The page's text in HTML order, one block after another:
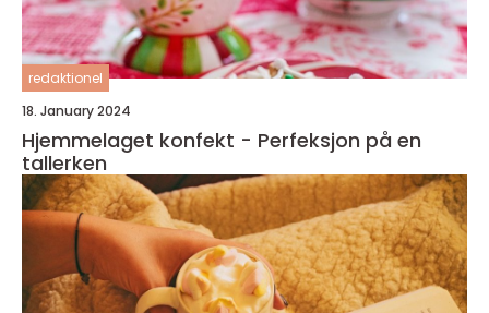
redaktionel
18. January 2024
Hjemmelaget konfekt - Perfeksjon på en
tallerken